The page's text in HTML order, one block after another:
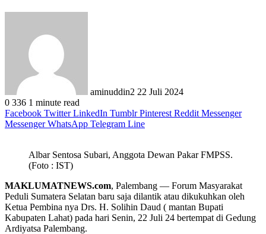
aminuddin2 22 Juli 2024
0 336 1 minute read
Facebook Twitter LinkedIn Tumblr Pinterest Reddit Messenger
Messenger WhatsApp Telegram Line
Albar Sentosa Subari, Anggota Dewan Pakar FMPSS.
(Foto : IST)
MAKLUMATNEWS.com, Palembang — Forum Masyarakat
Peduli Sumatera Selatan baru saja dilantik atau dikukuhkan oleh
Ketua Pembina nya Drs. H. Solihin Daud ( mantan Bupati
Kabupaten Lahat) pada hari Senin, 22 Juli 24 bertempat di Gedung
Ardiyatsa Palembang.